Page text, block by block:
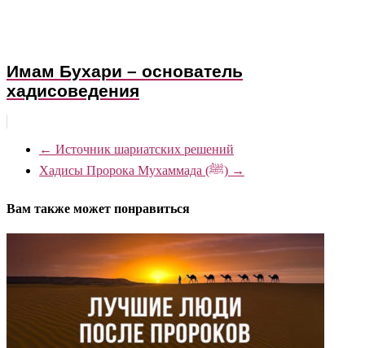
Имам Бухари – основатель
хадисоведения
← Источник шариатских решений
Хадисы Пророка Мухаммада (ﷺ) →
Вам также может понравиться